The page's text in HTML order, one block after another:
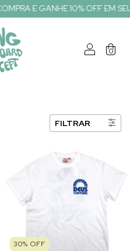
GANHE 10% OFF EM SEU
0
FILTRAR
30% OFF